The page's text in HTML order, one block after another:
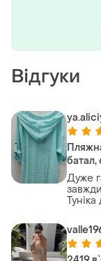
Відгуки
батал,
Дуже